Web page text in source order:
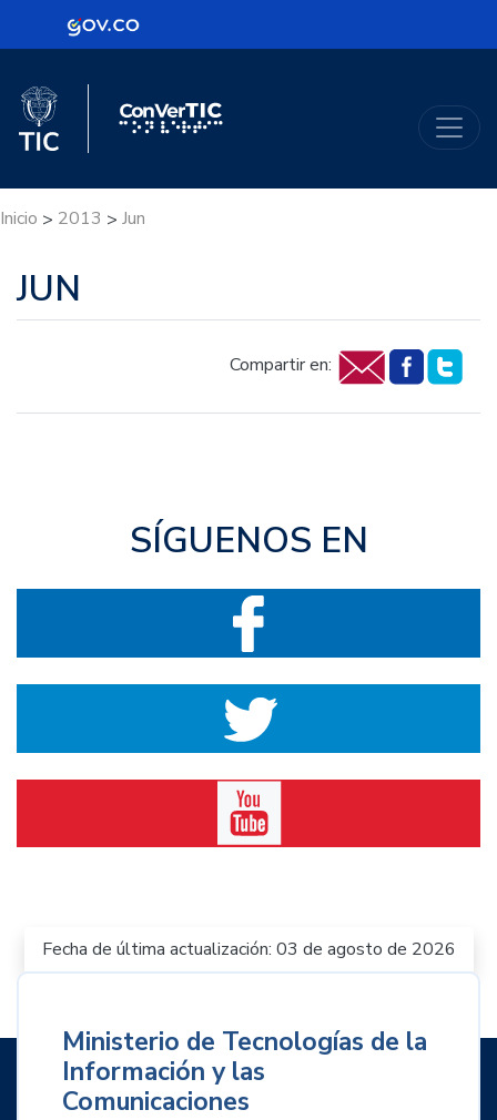
Logo Gobierno de Colombia
Logo del Ministerio TIC
Inicio > 2013 > Jun
JUN
Compartir en:
SÍGUENOS EN
Fecha de última actualización: 03 de agosto de 2026
Ministerio de Tecnologías de la
Información y las
Comunicaciones